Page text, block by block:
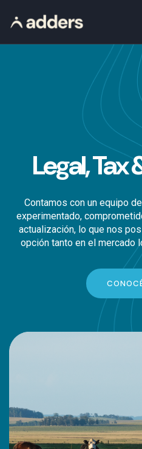
Legal, Tax
Contamos con un equipo
experimentado,
actualización, lo que nos
opción tanto en el mercado